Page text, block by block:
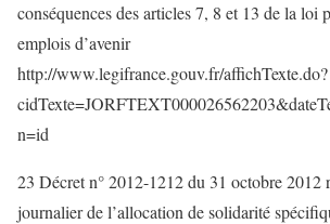
conséquences des articles 7, 8 et 13 de la loi
emplois d’avenir
http://www.legifrance.gouv.fr/affichTexte.do?
n=id
23 Décret n° 2012-1212 du 31 octobre 2012
journalier de l’allocation de solidarité